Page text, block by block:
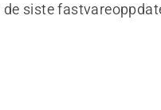
siste